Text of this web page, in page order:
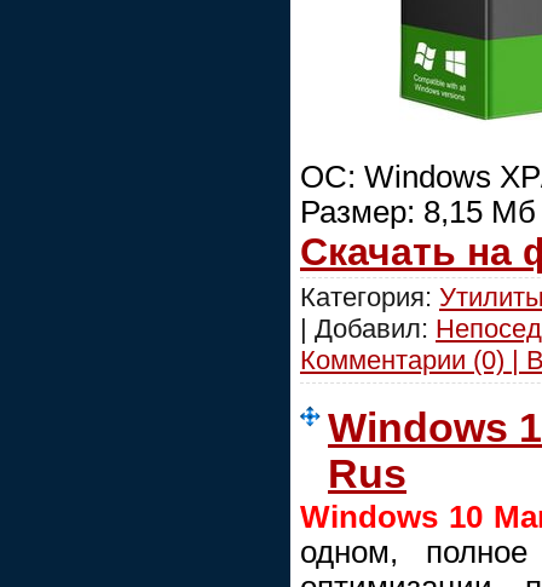
ОС: Windows
Размер: 8,15
Скачать на
Категория:
| Добавил:
Комментарии (0) |
Windows
Rus
Windows 10
одном,